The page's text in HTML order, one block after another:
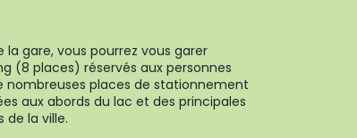
la gare, vous pourrez vous garer
(8 places) réservés aux personnes
nombreuses places de stationnement
aux abords du lac et des principales
la ville.